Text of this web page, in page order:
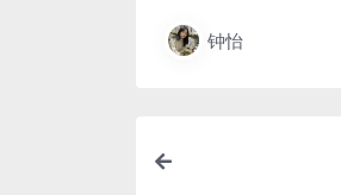
钟怡